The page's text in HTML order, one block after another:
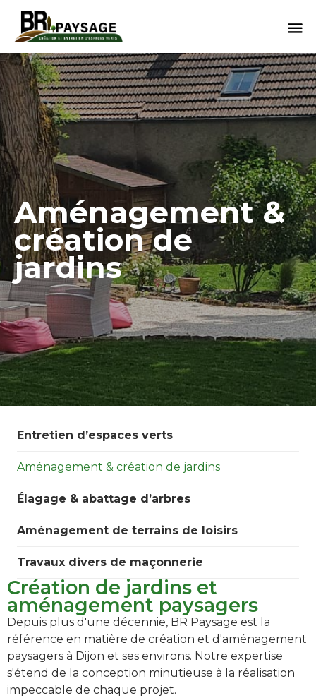
to
Aménagement &
création de
jardins
Entretien d’espaces verts
Aménagement & création de jardins
Élagage & abattage d’arbres
Aménagement de terrains de loisirs
Travaux divers de maçonnerie
Création de jardins et
aménagement paysagers
Depuis plus d'une décennie, BR Paysage est la
référence en matière de création et d'aménagement
paysagers à Dijon et ses environs. Notre expertise
s'étend de la conception minutieuse à la réalisation
impeccable de chaque projet.